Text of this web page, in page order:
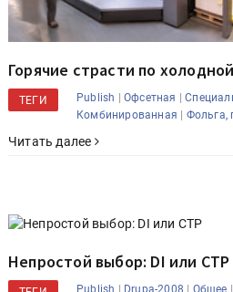
Горячие страсти по
ТЕГИ Publish |Офсетная |
Комбинированная | Фольга,
Читать далее
Непростой выбор: DI или CTP
Publish | Drupa-2008 | Общее